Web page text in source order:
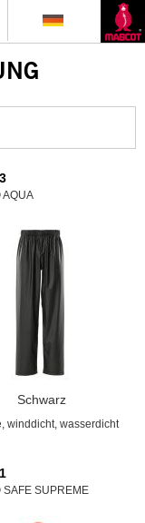
AQUA
Schwarz
winddicht, wasserdicht
SAFE SUPREME